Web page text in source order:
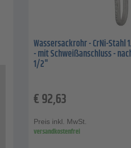
Wassersackrohr - CrNi-Stahl
- mit Schweißanschluss -
1/2"
€92,63
Preis inkl. MwSt.
versandkostenfrei